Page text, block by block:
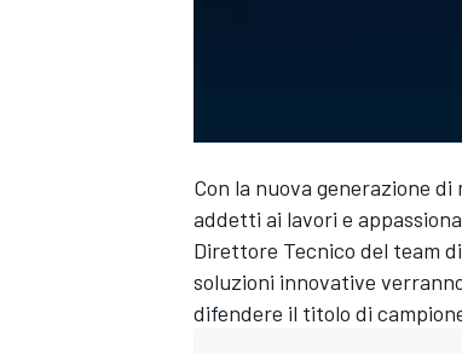
MONOPOSTO
Con la nuova generazione
addetti ai lavori e
Direttore Tecnico del team
soluzioni innovative
difendere il titolo di